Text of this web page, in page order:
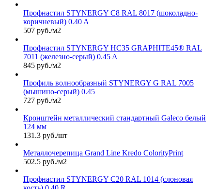
Профнастил STYNERGY С8 RAL 8017 (шоколадно-
коричневый) 0.40 A
507 руб./м2
Профнастил STYNERGY НС35 GRAPHITE45® RAL
7011 (железно-серый) 0.45 A
845 руб./м2
Профиль волнообразный STYNERGY G RAL 7005
(мышино-серый) 0.45
727 руб./м2
Кронштейн металлический стандартный Galeco белый
124 мм
131.3 руб./шт
Металлочерепица Grand Line Kredo ColorityPrint
502.5 руб./м2
Профнастил STYNERGY С20 RAL 1014 (слоновая